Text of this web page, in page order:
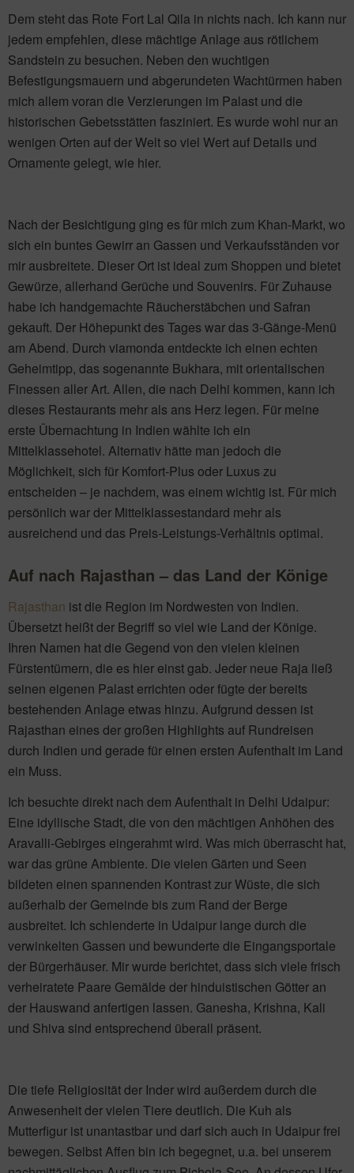
Dem steht das Rote Fort Lal Qila in nichts nach. Ich kann nur
jedem empfehlen, diese mächtige Anlage aus rötlichem
Sandstein zu besuchen. Neben den wuchtigen
Befestigungsmauern und abgerundeten Wachtürmen haben
mich allem voran die Verzierungen im Palast und die
historischen Gebetsstätten fasziniert. Es wurde wohl nur an
wenigen Orten auf der Welt so viel Wert auf Details und
Ornamente gelegt, wie hier.
Nach der Besichtigung ging es für mich zum Khan-Markt, wo
sich ein buntes Gewirr an Gassen und Verkaufsständen vor
mir ausbreitete. Dieser Ort ist ideal zum Shoppen und bietet
Gewürze, allerhand Gerüche und Souvenirs. Für Zuhause
habe ich handgemachte Räucherstäbchen und Safran
gekauft. Der Höhepunkt des Tages war das 3-Gänge-Menü
am Abend. Durch viamonda entdeckte ich einen echten
Geheimtipp, das sogenannte Bukhara, mit orientalischen
Finessen aller Art. Allen, die nach Delhi kommen, kann ich
dieses Restaurants mehr als ans Herz legen. Für meine
erste Übernachtung in Indien wählte ich ein
Mittelklassehotel. Alternativ hätte man jedoch die
Möglichkeit, sich für Komfort-Plus oder Luxus zu
entscheiden – je nachdem, was einem wichtig ist. Für mich
persönlich war der Mittelklassestandard mehr als
ausreichend und das Preis-Leistungs-Verhältnis optimal.
Auf nach Rajasthan – das Land der Könige
Rajasthan ist die Region im Nordwesten von Indien.
Übersetzt heißt der Begriff so viel wie Land der Könige.
Ihren Namen hat die Gegend von den vielen kleinen
Fürstentümern, die es hier einst gab. Jeder neue Raja ließ
seinen eigenen Palast errichten oder fügte der bereits
bestehenden Anlage etwas hinzu. Aufgrund dessen ist
Rajasthan eines der großen Highlights auf Rundreisen
durch Indien und gerade für einen ersten Aufenthalt im Land
ein Muss.
Ich besuchte direkt nach dem Aufenthalt in Delhi Udaipur:
Eine idyllische Stadt, die von den mächtigen Anhöhen des
Aravalli-Gebirges eingerahmt wird. Was mich überrascht hat,
war das grüne Ambiente. Die vielen Gärten und Seen
bildeten einen spannenden Kontrast zur Wüste, die sich
außerhalb der Gemeinde bis zum Rand der Berge
ausbreitet. Ich schlenderte in Udaipur lange durch die
verwinkelten Gassen und bewunderte die Eingangsportale
der Bürgerhäuser. Mir wurde berichtet, dass sich viele frisch
verheiratete Paare Gemälde der hinduistischen Götter an
der Hauswand anfertigen lassen. Ganesha, Krishna, Kali
und Shiva sind entsprechend überall präsent.
Die tiefe Religiosität der Inder wird außerdem durch die
Anwesenheit der vielen Tiere deutlich. Die Kuh als
Mutterfigur ist unantastbar und darf sich auch in Udaipur frei
bewegen. Selbst Affen bin ich begegnet, u.a. bei unserem